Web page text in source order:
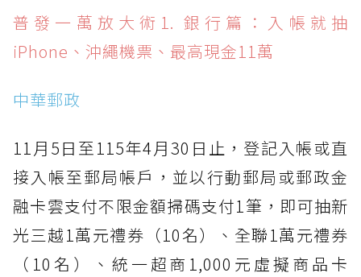
普發一萬放大術1. 銀行篇：入帳就抽iPhone、
沖繩機票、最高現金11萬
普發一萬放大術2. 超商篇：7-ELEVEN四大方案
普發一萬放大術3. 家電篇：燦坤週年慶全館5折
普發一萬放大術4. 旅行社篇：萬元有找出國
玩！韓國、日本行程超搶手
普發一萬放大術5. 百貨篇：誠品「愛你一萬
元」抽10萬點、還有豪華機票跟住宿券
普發一萬放大術1. 銀行篇：入帳就抽
iPhone、沖繩機票、最高現金11萬
中華郵政
11月5日至115年4月30日止，登記入帳或直
接入帳至郵局帳戶，並以行動郵局或郵政金
融卡雲支付不限金額掃碼支付1筆，即可抽新
光三越1萬元禮券（10名）、全聯1萬元禮券
（10名）、統一超商1,000元虛擬商品卡